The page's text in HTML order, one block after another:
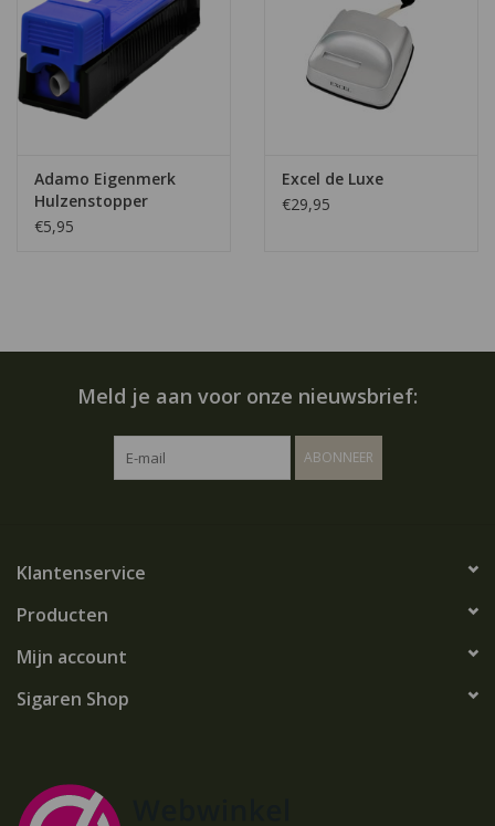
Adamo Eigenmerk
Hulzenstopper
€5,95
Excel de Luxe
€29,95
Meld je aan voor onze nieuwsbrief:
ABONNEER
Klantenservice
Producten
Mijn account
Sigaren Shop